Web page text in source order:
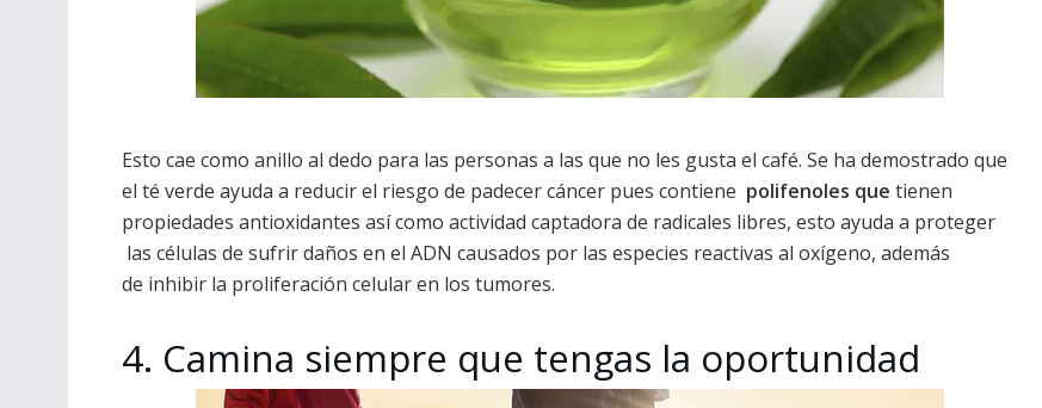
Esto cae como anillo al dedo para las personas a las que no les gusta el café. Se ha demostrado que
el té verde ayuda a reducir el riesgo de padecer cáncer pues contiene polifenoles que tienen
propiedades antioxidantes así como actividad captadora de radicales libres, esto ayuda a proteger
las células de sufrir daños en el ADN causados por las especies reactivas al oxígeno, además
de inhibir la proliferación celular en los tumores.
4. Camina siempre que tengas la oportunidad